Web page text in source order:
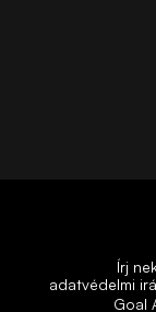
Írj
adatvédelmi
Goal